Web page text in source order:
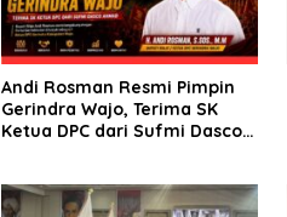
Andi Rosman Resmi Pimpin
Gerindra Wajo, Terima SK
Ketua DPC dari Sufmi Dasco